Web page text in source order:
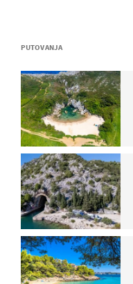
PUTOVANJA